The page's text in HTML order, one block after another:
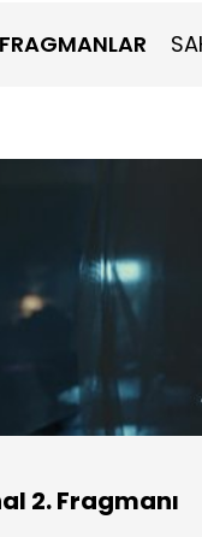
FRAGMANLAR
2. Fragmanı